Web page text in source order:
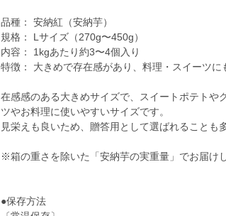
品種： 安納紅（安納芋）
規格： Lサイズ（270g〜450g）
内容： 1kgあたり約3〜4個入り
特徴： 大きめで存在感があり、料理・スイーツに
在感感のある大きめサイズで、スイートポテトや
ツやお料理に使いやすいサイズです。
見栄えも良いため、贈答用として選ばれることも
※箱の重さを除いた「安納芋の実重量」でお届けし
●保存方法